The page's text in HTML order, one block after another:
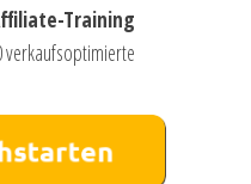
Training
verkaufsoptimierte